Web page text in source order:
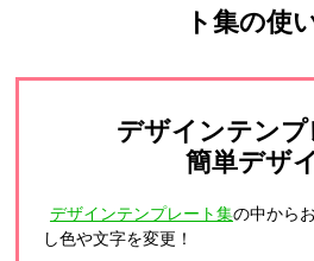
ト集の使
デザインテンプ
簡単デザ
デザインテンプレート集の中から
し色や文字を変更！